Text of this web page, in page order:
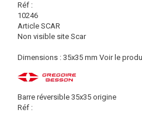
Réf :
10246
Article SCAR
Non visible site Scar
Dimensions : 35x35 mm Voir le
Barre réversible 35x35 origine
Réf :